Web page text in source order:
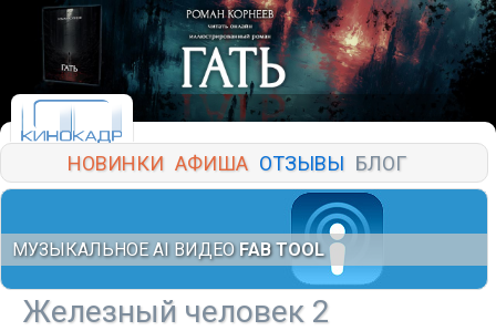
НОВИНКИ АФИША ОТЗЫВЫ БЛОГ
МУЗЫКАЛЬНОЕ AI ВИДЕО FAB TOOL
Железный человек 2